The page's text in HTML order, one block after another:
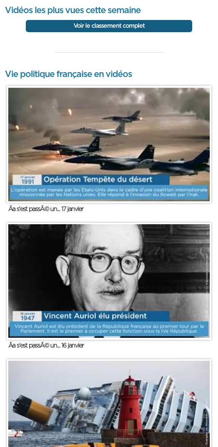
Vidéos les plus vues cette semaine
Voir le classement complet
Vie politique française en vidéos
Ãa s'est passÃ© un... 17 janvier
Ãa s'est passÃ© un... 16 janvier